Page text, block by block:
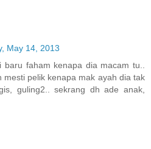
May 14, 2013
baru faham kenapa dia macam tu..
mesti pelik kenapa mak ayah dia tak
guling2.. sekrang dh ade anak,